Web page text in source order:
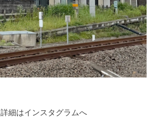
詳細はインスタグラムへ